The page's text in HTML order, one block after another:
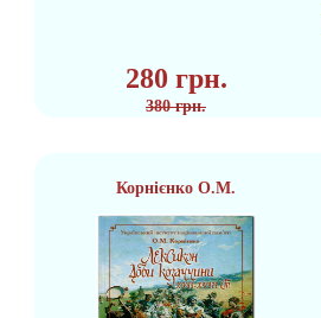
280 грн.
380 грн.
Корнієнко О.М.